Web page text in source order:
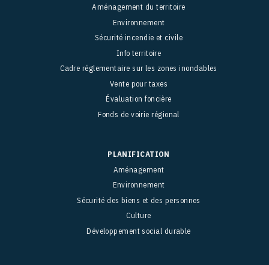
Aménagement du territoire
Environnement
Sécurité incendie et civile
Info territoire
Cadre réglementaire sur les zones inondables
Vente pour taxes
Évaluation foncière
Fonds de voirie régional
PLANIFICATION
Aménagement
Environnement
Sécurité des biens et des personnes
Culture
Développement social durable